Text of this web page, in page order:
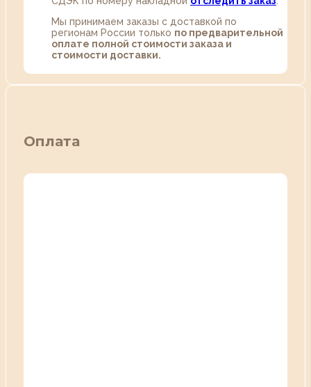
Мы принимаем заказы с доставкой по
регионам России только по предварительной
оплате полной стоимости заказа и
стоимости доставки.
Оплата